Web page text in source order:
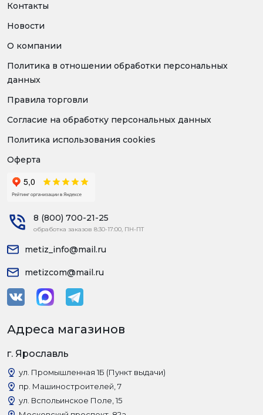
Контакты
Новости
О компании
Политика в отношении обработки персональных
данных
Правила торговли
Согласие на обработку персональных данных
Политика использования cookies
Оферта
8 (800) 700-21-25
обработка заказов 8:30-17:00, ПН-ПТ
metiz_info@mail.ru
metizcom@mail.ru
Адреса магазинов
г. Ярославль
ул. Промышленная 1Б (Пункт выдачи)
пр. Машиностроителей, 7
ул. Вспольинское Поле, 15